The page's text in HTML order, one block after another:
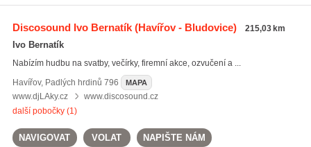
Discosound Ivo Bernatík(Havířov - Bludovice) 215,03 km
Ivo Bernatík
Nabízím hudbu na svatby, večírky, firemní akce, ozvučení a ...
Havířov, Padlých hrdinů 796 MAPA
www.djLAky.cz
www.discosound.cz
další pobočky (1)
NAVIGOVAT VOLAT NAPIŠTE NÁM